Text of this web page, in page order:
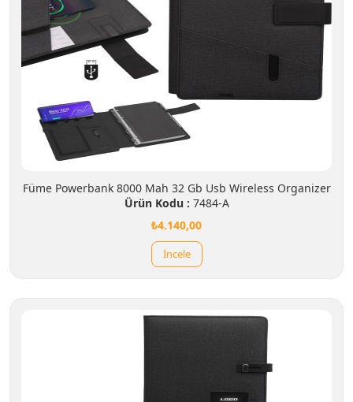
Füme Powerbank 8000 Mah 32 Gb Usb Wireless Organizer
Ürün Kodu : 7484-A
₺4.140,00
İncele